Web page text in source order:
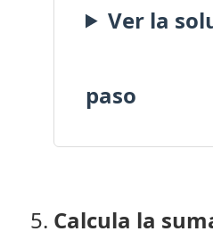
Ver la
paso
Calcula la